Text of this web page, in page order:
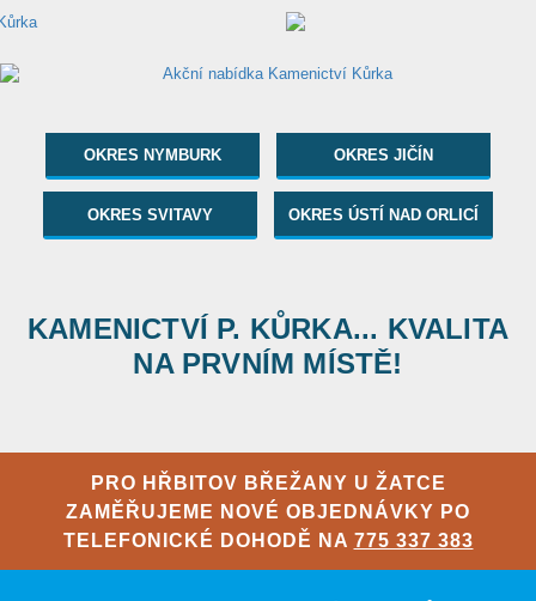
OKRES NYMBURK OKRES JIČÍN
OKRES SVITAVY OKRES ÚSTÍ NAD ORLICÍ
KAMENICTVÍ P. KŮRKA... KVALITA
NA PRVNÍM MÍSTĚ!
PRO HŘBITOV BŘEŽANY U ŽATCE
ZAMĚŘUJEME NOVÉ OBJEDNÁVKY PO
TELEFONICKÉ DOHODĚ NA 775 337 383